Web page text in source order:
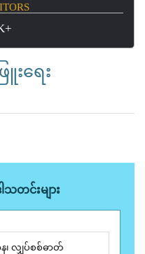
းရေး
တင်းများ
၊ လျှပ်စစ်ဓာတ်